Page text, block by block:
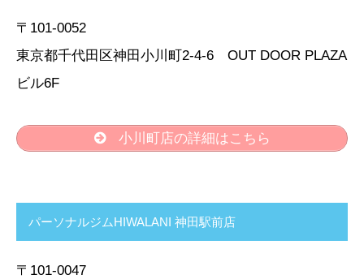
〒101-0052
東京都千代田区神田小川町2-4-6 OUT DOOR PLAZA
ビル6F
小川町店の詳細はこちら
パーソナルジムHIWALANI 神田駅前店
〒101-0047